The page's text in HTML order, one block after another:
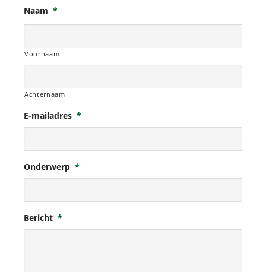
Naam *
Voornaam
Achternaam
E-mailadres *
Onderwerp *
Bericht *